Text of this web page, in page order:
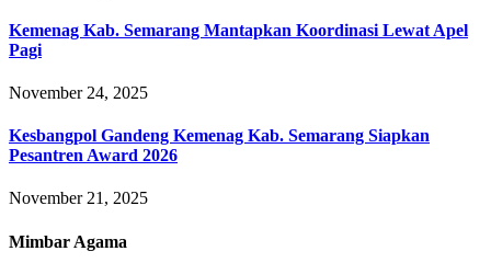
Kemenag Kab. Semarang Mantapkan Koordinasi Lewat Apel
Pagi
November 24, 2025
Kesbangpol Gandeng Kemenag Kab. Semarang Siapkan
Pesantren Award 2026
November 21, 2025
Mimbar Agama